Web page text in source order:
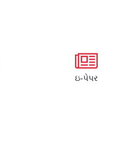
ઇ-પેપર